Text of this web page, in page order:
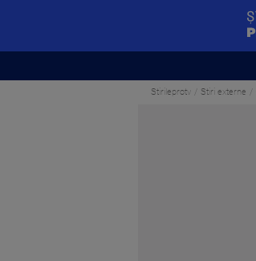
Stirileprotv Stiri externe